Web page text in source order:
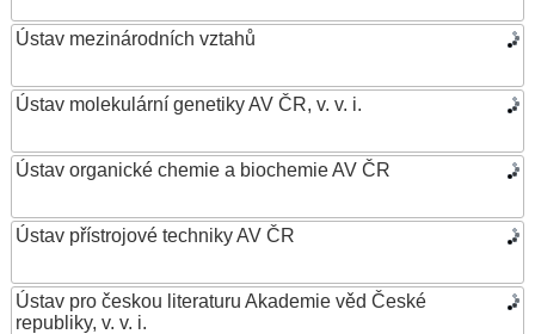
Ústav mezinárodních vztahů
Ústav molekulární genetiky AV ČR, v. v. i.
Ústav organické chemie a biochemie AV ČR
Ústav přístrojové techniky AV ČR
Ústav pro českou literaturu Akademie věd České
republiky, v. v. i.